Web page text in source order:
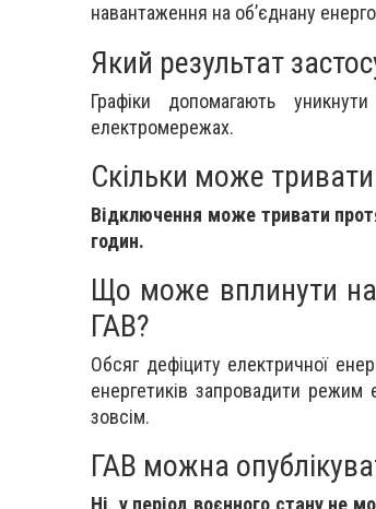
навантаження на об’єднану
Який результат
Графіки допомагають
електромережах.
Скільки може
Відключення може тривати
годин.
Що може вплинути на
ГАВ?
Обсяг дефіциту електричної
енергетиків запровадити
зовсім.
ГАВ можна
Ні, у період воєнного стану не